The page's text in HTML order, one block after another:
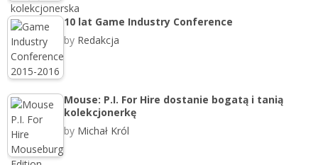
10 lat Game Industry Conference
by Redakcja
Mouse: P.I. For Hire dostanie bogatą i tanią
kolekcjonerkę
by Michał Król